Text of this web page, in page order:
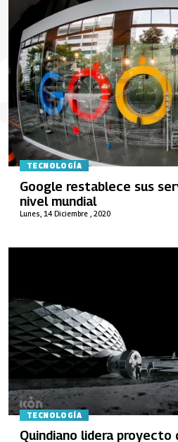
TECNOLOGÍA
Lunes, 14 Diciembre , 2020
Google restablece sus
nivel mundial
TECNOLOGÍA
Quindiano lidera